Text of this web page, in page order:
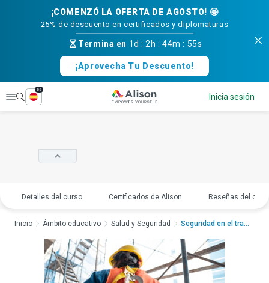
¡COMENZÓ LA OFERTA DE AGOSTO! 🤩
25% de descuento en certificados y diplomaturas
Termina en 1d :2h :44m : 54s
¡Aprovecha Tu Descuento!
Explorar
es
Inicia sesión
Detalles del curso Certificados de Alison Reseñas del
Inicio Ámbito educativo Salud y Seguridad Seguridad en el trab...